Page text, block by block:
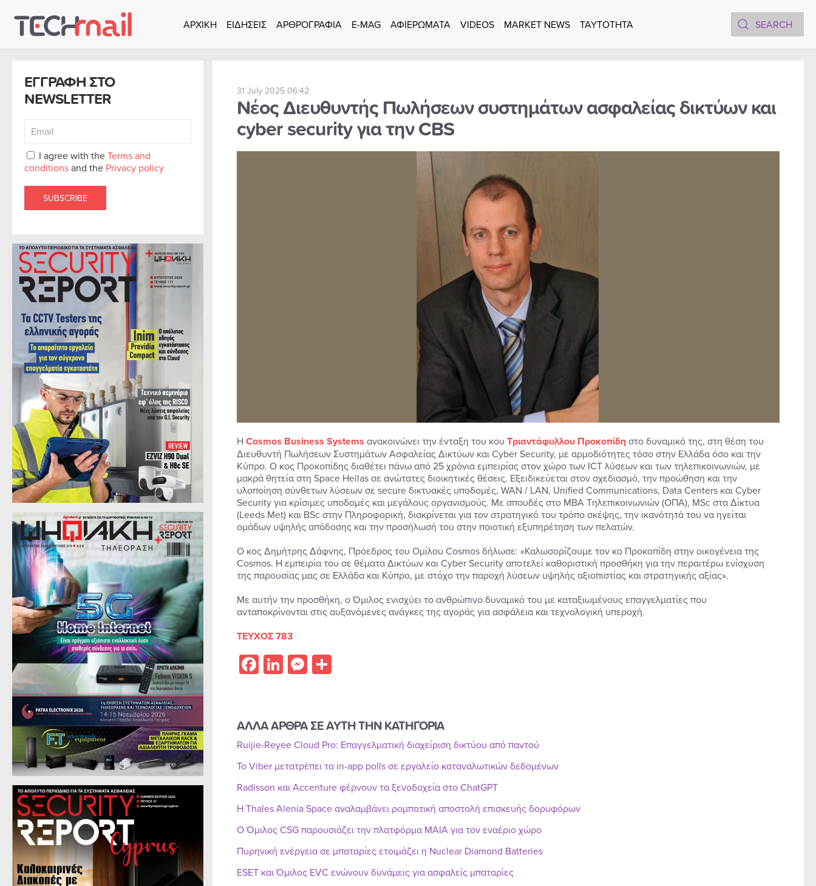
Skip to main content
ΑΡΧΙΚΗ ΕΙΔΗΣΕΙΣ ΑΡΘΡΟΓΡΑΦΙΑ E-MAG ΑΦΙΕΡΩΜΑΤΑ VIDEOS MARKET NEWS TAYTOTHTA
ΕΓΓΡΑΦΗ ΣΤΟ
NEWSLETTER
I agree with theTerms and
conditionsand the Privacy policy
SUBSCRIBE
31 July 2025 06:42
Νέος Διευθυντής Πωλήσεων συστημάτων ασφαλείας δικτύων και
cyber security για την CBS
ΗCosmos Business Systems ανακοινώνει την ένταξη του κουΤριαντάφυλλου Προκοπίδηστο δυναμικό της, στη θέση του
Διευθυντή Πωλήσεων Συστημάτων Ασφαλείας Δικτύων και Cyber Security, με αρμοδιότητες τόσο στην Ελλάδα όσο και την
Κύπρο. Ο κος Προκοπίδης διαθέτει πάνω από 25 χρόνια εμπειρίας στον χώρο των ICT λύσεων και των τηλεπικοινωνιών, με
μακρά θητεία στη Space Hellas σε ανώτατες διοικητικές θέσεις. Εξειδικεύεται στον σχεδιασμό, την προώθηση και την
υλοποίηση σύνθετων λύσεων σε secure δικτυακές υποδομές, WAN / LAN, Unified Communications, Data Centers και Cyber
Security για κρίσιμες υποδομές και μεγάλους οργανισμούς. Με σπουδές στο ΜΒΑ Τηλεπικοινωνιών (ΟΠΑ), MSc στα Δίκτυα
(Leeds Met) και BSc στην Πληροφορική, διακρίνεται για τον στρατηγικό του τρόπο σκέψης, την ικανότητά του να ηγείται
ομάδων υψηλής απόδοσης και την προσήλωσή του στην ποιοτική εξυπηρέτηση των πελατών.
Ο κος Δημήτρης Δάφνης, Πρόεδρος του Ομίλου Cosmos δήλωσε: «Καλωσορίζουμε τον κο Προκοπίδη στην οικογένεια της
Cosmos. Η εμπειρία του σε θέματα Δικτύων και Cyber Security αποτελεί καθοριστική προσθήκη για την περαιτέρω ενίσχυση
της παρουσίας μας σε Ελλάδα και Κύπρο, με στόχο την παροχή λύσεων υψηλής αξιοπιστίας και στρατηγικής αξίας».
Με αυτήν την προσθήκη, ο Όμιλος ενισχύει το ανθρώπινο δυναμικό του με καταξιωμένους επαγγελματίες που
ανταποκρίνονται στις αυξανόμενες ανάγκες της αγοράς για ασφάλεια και τεχνολογική υπεροχή.
ΤΕΥΧΟΣ 783
Facebook
LinkedIn
Messenger
Share
ΑΛΛΑ ΑΡΘΡΑ ΣΕ ΑΥΤΗ ΤΗΝ ΚΑΤΗΓΟΡΙΑ
Ruijie-Reyee Cloud Pro: Επαγγελματική διαχείριση δικτύου από παντού
Το Viber μετατρέπει τα in-app polls σε εργαλείο καταναλωτικών δεδομένων
Radisson και Accenture φέρνουν τα ξενοδοχεία στο ChatGPT
Η Thales Alenia Space αναλαμβάνει ρομποτική αποστολή επισκευής δορυφόρων
Ο Όμιλος CSG παρουσιάζει την πλατφόρμα MAIA για τον εναέριο χώρο
Πυρηνική ενέργεια σε μπαταρίες ετοιμάζει η Nuclear Diamond Batteries
ESET και Όμιλος EVC ενώνουν δυνάμεις για ασφαλείς μπαταρίες